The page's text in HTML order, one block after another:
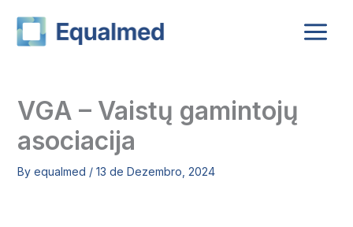
content
VGA – Vaistų gamintojų
asociacija
By equalmed / 13 de Dezembro, 2024